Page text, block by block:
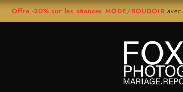
Offre -20% sur les séances MODE/BOUDOIR